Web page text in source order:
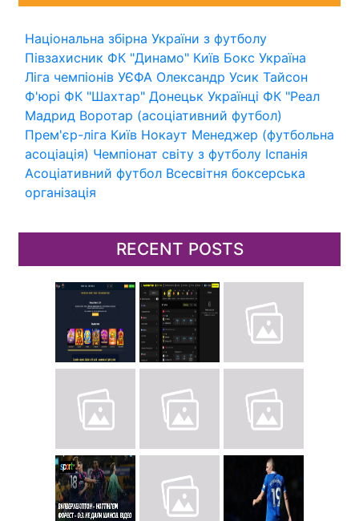
Національна збірна України з футболу
Півзахисник ФК "Динамо" Київ Бокс Україна
Ліга чемпіонів УЄФА Олександр Усик Тайсон
Ф'юрі ФК "Шахтар" Донецьк Українці ФК "Реал
Мадрид Воротар (асоціативний футбол)
Прем'єр-ліга Київ Нокаут Менеджер (футбольна
асоціація) Чемпіонат світу з футболу Іспанія
Асоціативний футбол Всесвітня боксерська
організація
RECENT POSTS